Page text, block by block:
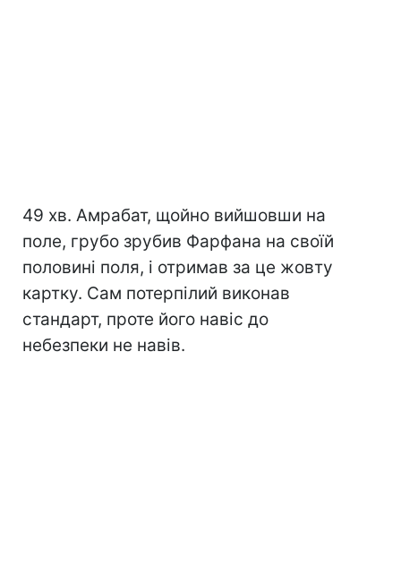
49 хв. Амрабат, щойно вийшовши на
поле, грубо зрубив Фарфана на своїй
половині поля, і отримав за це жовту
картку. Сам потерпілий виконав
стандарт, проте його навіс до
небезпеки не навів.